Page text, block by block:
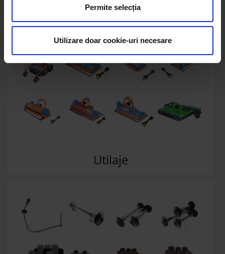
Permite selecția
Utilizare doar cookie-uri necesare
Raba/Saviem/Aro
Utilaje